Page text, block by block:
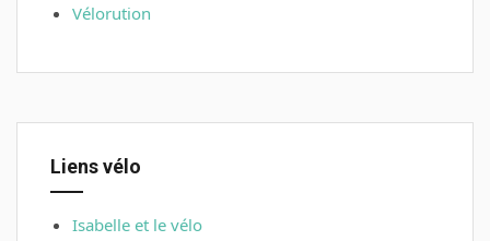
Vélorution
Liens vélo
Isabelle et le vélo